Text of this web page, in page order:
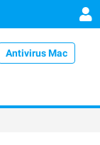
Antivirus Mac